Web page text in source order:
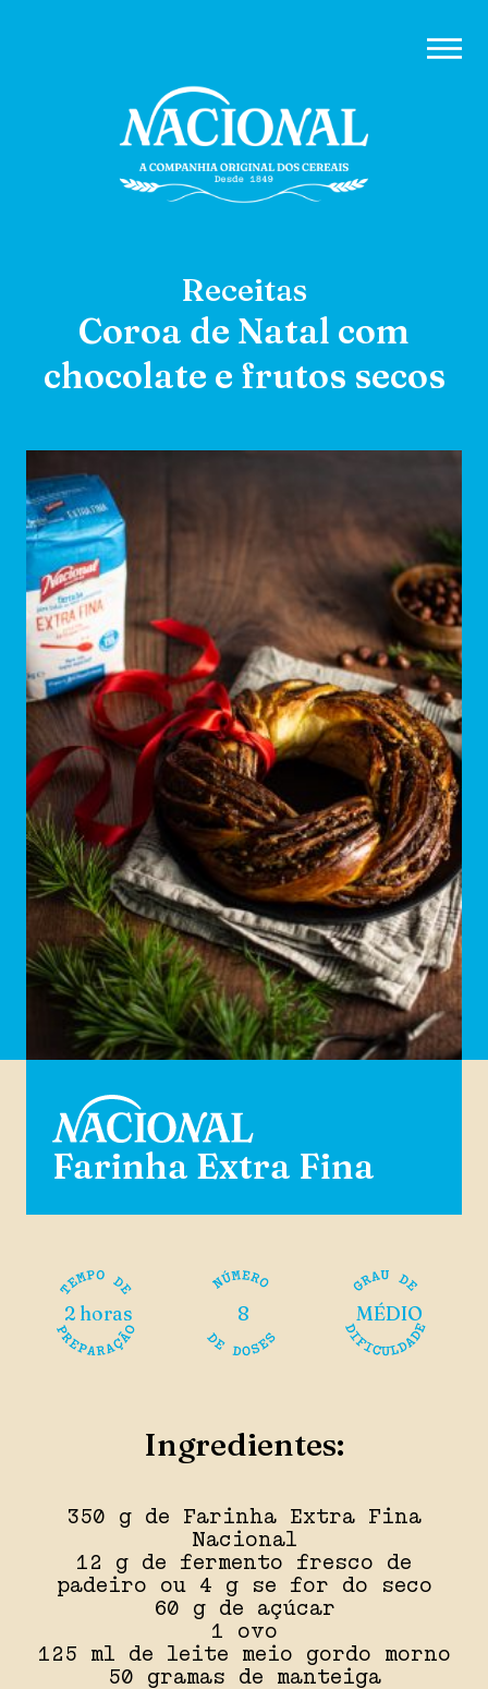
Receitas
Coroa de Natal com
chocolate e frutos secos
Farinha Extra Fina
2 horas 8 MÉDIO
Ingredientes:
350 g de Farinha Extra Fina
Nacional
12 g de fermento fresco de
padeiro ou 4 g se for do seco
60 g de açúcar
1 ovo
125 ml de leite meio gordo morno
50 gramas de manteiga